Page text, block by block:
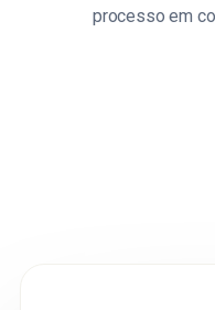
processo em